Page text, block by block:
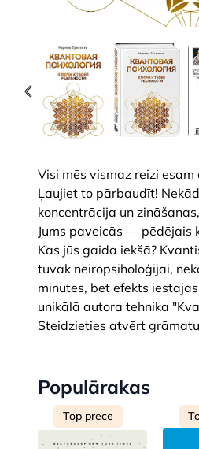
Visi mēs vismaz reizi
Ļaujiet to pārbaudīt!
koncentrācija un
Jums paveicās — pēdējais
Kas jūs gaida iekšā?
tuvāk neiropsiholoģijai,
minūtes, bet efekts
unikālā autora tehnika
Steidzieties atvērt
Populārakas
Top prece